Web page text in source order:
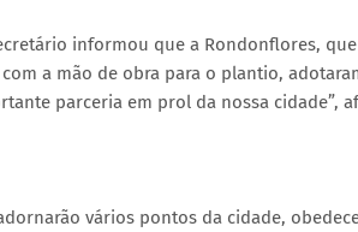
informou que a Rondonflores,
a mão de obra para o plantio,
parceria em prol da nossa cidade”,
vários pontos da cidade,